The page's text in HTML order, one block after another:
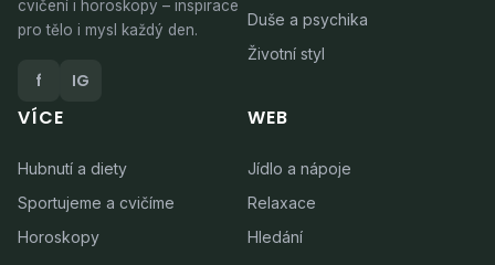
cvičení i horoskopy – inspirace
pro tělo i mysl každý den.
f IG
Duše a psychika
Životní styl
VÍCE
Hubnutí a diety
Sportujeme a cvičíme
Horoskopy
WEB
Jídlo a nápoje
Relaxace
Hledání